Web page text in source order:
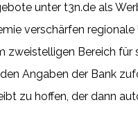
unter t3n.de als
verschärfen
zweistelligen Bereich
Angaben der Bank
zu hoffen, der dann